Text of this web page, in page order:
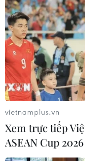
Liên tiếp xảy ra
sở sản xuất
vietnamplus.vn
Xem trực tiếp
ASEAN Cup